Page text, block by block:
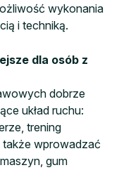
wykonania
i techniką.
dla osób z
dobrze
układ ruchu:
trening
wprowadzać
gum